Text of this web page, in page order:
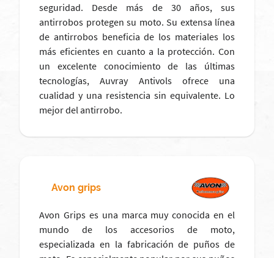
seguridad. Desde más de 30 años, sus
antirrobos protegen su moto. Su extensa línea
de antirrobos beneficia de los materiales los
más eficientes en cuanto a la protección. Con
un excelente conocimiento de las últimas
tecnologías, Auvray Antivols ofrece una
cualidad y una resistencia sin equivalente. Lo
mejor del antirrobo.
Avon grips
Avon Grips es una marca muy conocida en el
mundo de los accesorios de moto,
especializada en la fabricación de puños de